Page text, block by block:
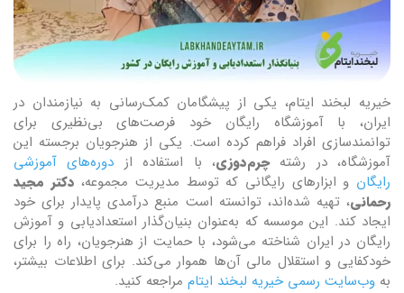
خیریه لبخند ایتام، یکی از پیشگامان کمک‌رسانی به نیازمندان در
ایران، با آموزشگاه رایگان خود فرصت‌های بی‌نظیری برای
توانمندسازی افراد فراهم کرده است. یکی از هنرجویان برجسته این
آموزشگاه، در رشتهچرم‌دوزی، با استفاده از دوره‌های آموزشی
رایگان و ابزارهای رایگانی که توسط مدیریت مجموعه، دکتر مجید
رحمانی، تهیه شده‌اند، توانسته است منبع درآمدی پایدار برای خود
ایجاد کند. این موسسه که به‌عنوان بنیان‌گذار استعدادیابی و آموزش
رایگان در ایران شناخته می‌شود، با حمایت از هنرجویان، راه را برای
خودکفایی و استقلال مالی آن‌ها هموار می‌کند. برای اطلاعات بیشتر،
به وب‌سایت رسمی خیریه لبخند ایتام مراجعه کنید.